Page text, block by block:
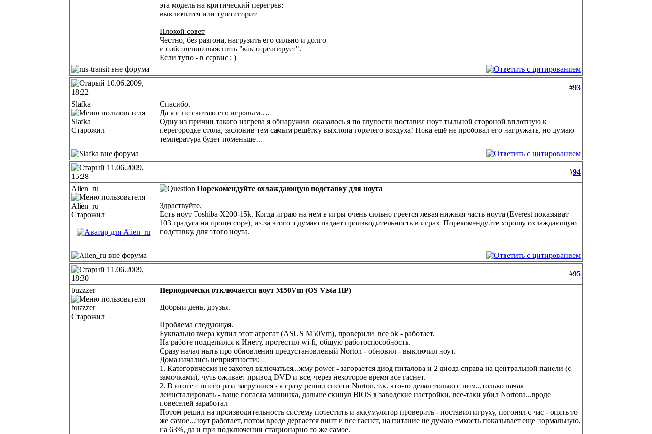
эта модель на критический перегрев:
выключится или тупо сгорит.
Плохой совет
Честно, без разгона, нагрузить его сильно и долго
и собственно выяснить "как отреагирует".
Если тупо - в сервис : )
10.06.2009,
18:22
#93
Slafka
Старожил
Спасибо.
Да я и не считаю его игровым….
Одну из причин такого нагрева я обнаружил: оказалось я по глупости поставил ноут тыльной стороной вплотную к
перегородке стола, заслонив тем самым решётку выхлопа горячего воздуха! Пока ещё не пробовал его нагружать, но думаю
температура будет поменьше…
11.06.2009,
15:28
#94
Alien_ru
Старожил
Порекомендуйте охлаждающую подставку для ноута
Здраствуйте.
Есть ноут Toshiba X200-15k. Когда играю на нем в игры очень сильно греется левая нижняя часть ноута (Everest показыват
103 градуса на процессоре), из-за этого я думаю падает производительность в играх. Порекомендуйте хорошу охлаждающую
подставку, для этого ноута.
11.06.2009,
18:30
#95
buzzzer
Старожил
Периодически отключается ноут M50Vm (OS Vista HP)
Добрый день, друзья.
Проблема следующая.
Буквально вчера купил этот агрегат (ASUS M50Vm), проверили, все ok - работает.
На работе подцепился к Инету, протестил wi-fi, общую работоспособность.
Сразу начал ныть про обновления предустановленый Norton - обновил - выключил ноут.
Дома начались неприятности:
1. Категорически не захотел включаться...жму power - загорается диод питалова и 2 диода справа на центральной панели (с
замочками), чуть оживает привод DVD и все, через некоторое время все гаснет.
2. В итоге с нного раза загрузился - я сразу решил снести Norton, т.к. что-то делал только с ним...только начал
деинсталировать - ваще погасла машинка, дальше скинул BIOS в заводские настройки, все-таки убил Nortona...вроде
повеселей заработал
Потом решил на производительность систему потестить и аккумулятор проверить - поставил игруху, погонял с час - опять то
же самое...ноут работает, потом вроде дергается винт и все гаснет, на питание не думаю емкость показывает еще нормальную,
на 63%, да и при подключении стационарно то же самое.